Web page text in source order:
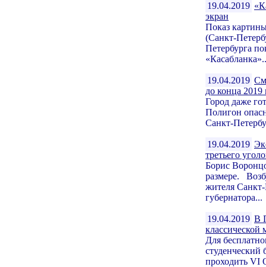
19.04.2019
экран
Показ
(Санкт-
Петербурга
19.04.2019
до конца 2019
Город даже
Полигон
Санкт-
19.04.2019
третьего
Борис
размере.
жителя Санкт-
губернатора...
19.04.2019 В
классической
Для
студенческий
проходить VI